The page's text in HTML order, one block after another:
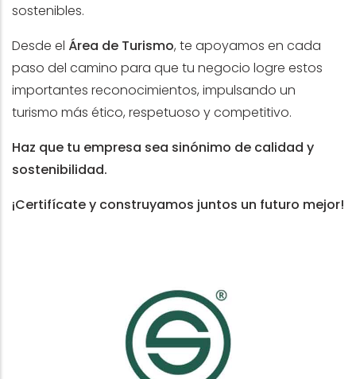
sostenibles.
Desde el Área de Turismo, te apoyamos en cada
paso del camino para que tu negocio logre estos
importantes reconocimientos, impulsando un
turismo más ético, respetuoso y competitivo.
Haz que tu empresa sea sinónimo de calidad y
sostenibilidad.
¡Certifícate y construyamos juntos un futuro mejor!